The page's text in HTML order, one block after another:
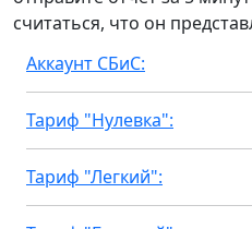
считаться, что он
Аккаунт СБиС:
Тариф "Нулевка":
Тариф "Легкий":